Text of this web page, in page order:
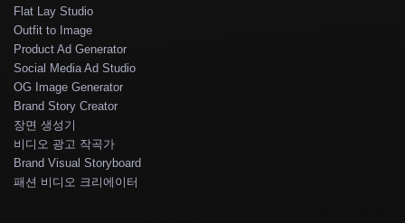
Flat Lay Studio
Outfit to Image
Product Ad Generator
Social Media Ad Studio
OG Image Generator
Brand Story Creator
장면 생성기
비디오 광고 작곡가
Brand Visual Storyboard
패션 비디오 크리에이터